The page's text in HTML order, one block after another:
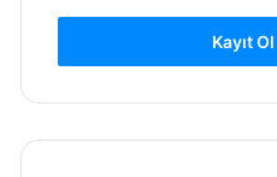
Kayıt Ol